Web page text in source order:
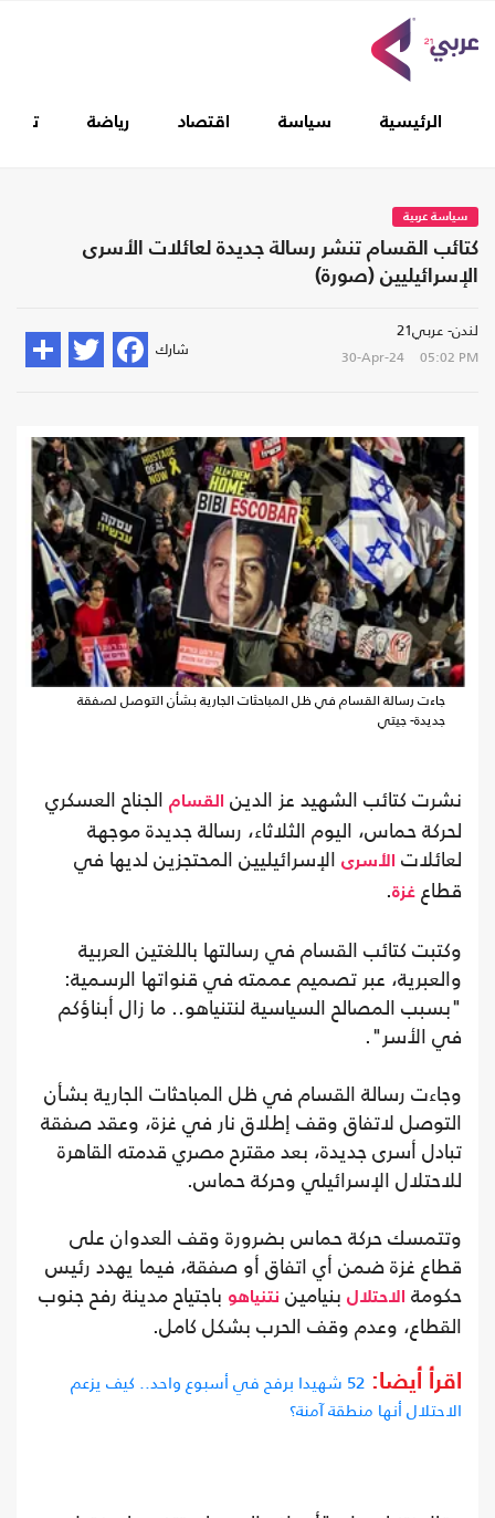
الرئيسية سياسة اقتصاد رياضة
سياسة عربية
كتائب القسام تنشر رسالة جديدة لعائلات الأسرى
الإسرائيليين (صورة)
لندن- عربي21
30-Apr-24 05:02 PM شارك
جاءت رسالة القسام في ظل المباحثات الجارية بشأن التوصل لصفقة
جديدة- جيتي
نشرت كتائب الشهيد عز الدين القسام الجناح العسكري
لحركة حماس، اليوم الثلاثاء، رسالة جديدة موجهة
لعائلات الأسرى الإسرائيليين المحتجزين لديها في
قطاع غزة.
وكتبت كتائب القسام في رسالتها باللغتين العربية
والعبرية، عبر تصميم عممته في قنواتها الرسمية:
"بسبب المصالح السياسية لنتنياهو.. ما زال أبناؤكم
في الأسر".
وجاءت رسالة القسام في ظل المباحثات الجارية بشأن
التوصل لاتفاق وقف إطلاق نار في غزة، وعقد صفقة
تبادل أسرى جديدة، بعد مقترح مصري قدمته القاهرة
للاحتلال الإسرائيلي وحركة حماس.
وتتمسك حركة حماس بضرورة وقف العدوان على
قطاع غزة ضمن أي اتفاق أو صفقة، فيما يهدد رئيس
حكومة الاحتلال بنيامين نتنياهو باجتياح مدينة رفح جنوب
القطاع، وعدم وقف الحرب بشكل كامل.
اقرأ أيضا:
52 شهيدا برفح في أسبوع واحد.. كيف يزعم
الاحتلال أنها منطقة آمنة؟